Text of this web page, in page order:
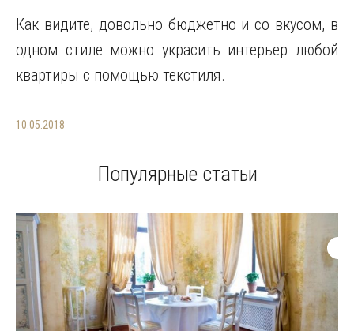
Как видите, довольно бюджетно и со вкусом, в
одном стиле можно украсить интерьер любой
квартиры с помощью текстиля.
10.05.2018
Популярные статьи